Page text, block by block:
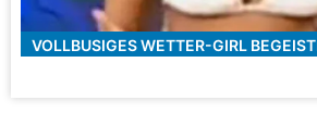
VOLLBUSIGES WETTER-GIRL